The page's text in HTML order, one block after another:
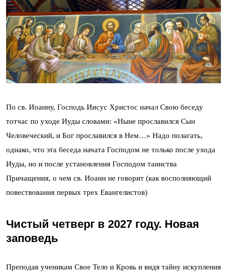
По св. Иоанну, Господь Иисус Христос начал Свою беседу
тотчас по уходе Иуды словами: «Ныне прославился Сын
Человеческий, и Бог прославился в Нем…» Надо полагать,
однако, что эта беседа начата Господом не только после ухода
Иуды, но и после установления Господом таинства
Причащения, о чем св. Иоанн не говорит (как восполняющий
повествования первых трех Евангелистов)
Чистый четверг в 2027 году. Новая
заповедь
Преподав ученикам Свое Тело и Кровь и видя тайну искупления